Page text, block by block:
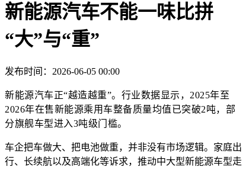
新能源汽车不能一味比拼
“大”与“重”
发布时间：2026-06-05 00:00
新能源汽车正“越造越重”。行业数据显示，2025年至
2026年在售新能源乘用车整备质量均值已突破2吨，部
分旗舰车型进入3吨级门槛。
车企把车做大、把电池做重，并非没有市场逻辑。家庭出
行、长续航以及高端化等诉求，推动中大型新能源车型走